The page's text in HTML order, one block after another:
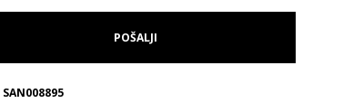
SAN008895